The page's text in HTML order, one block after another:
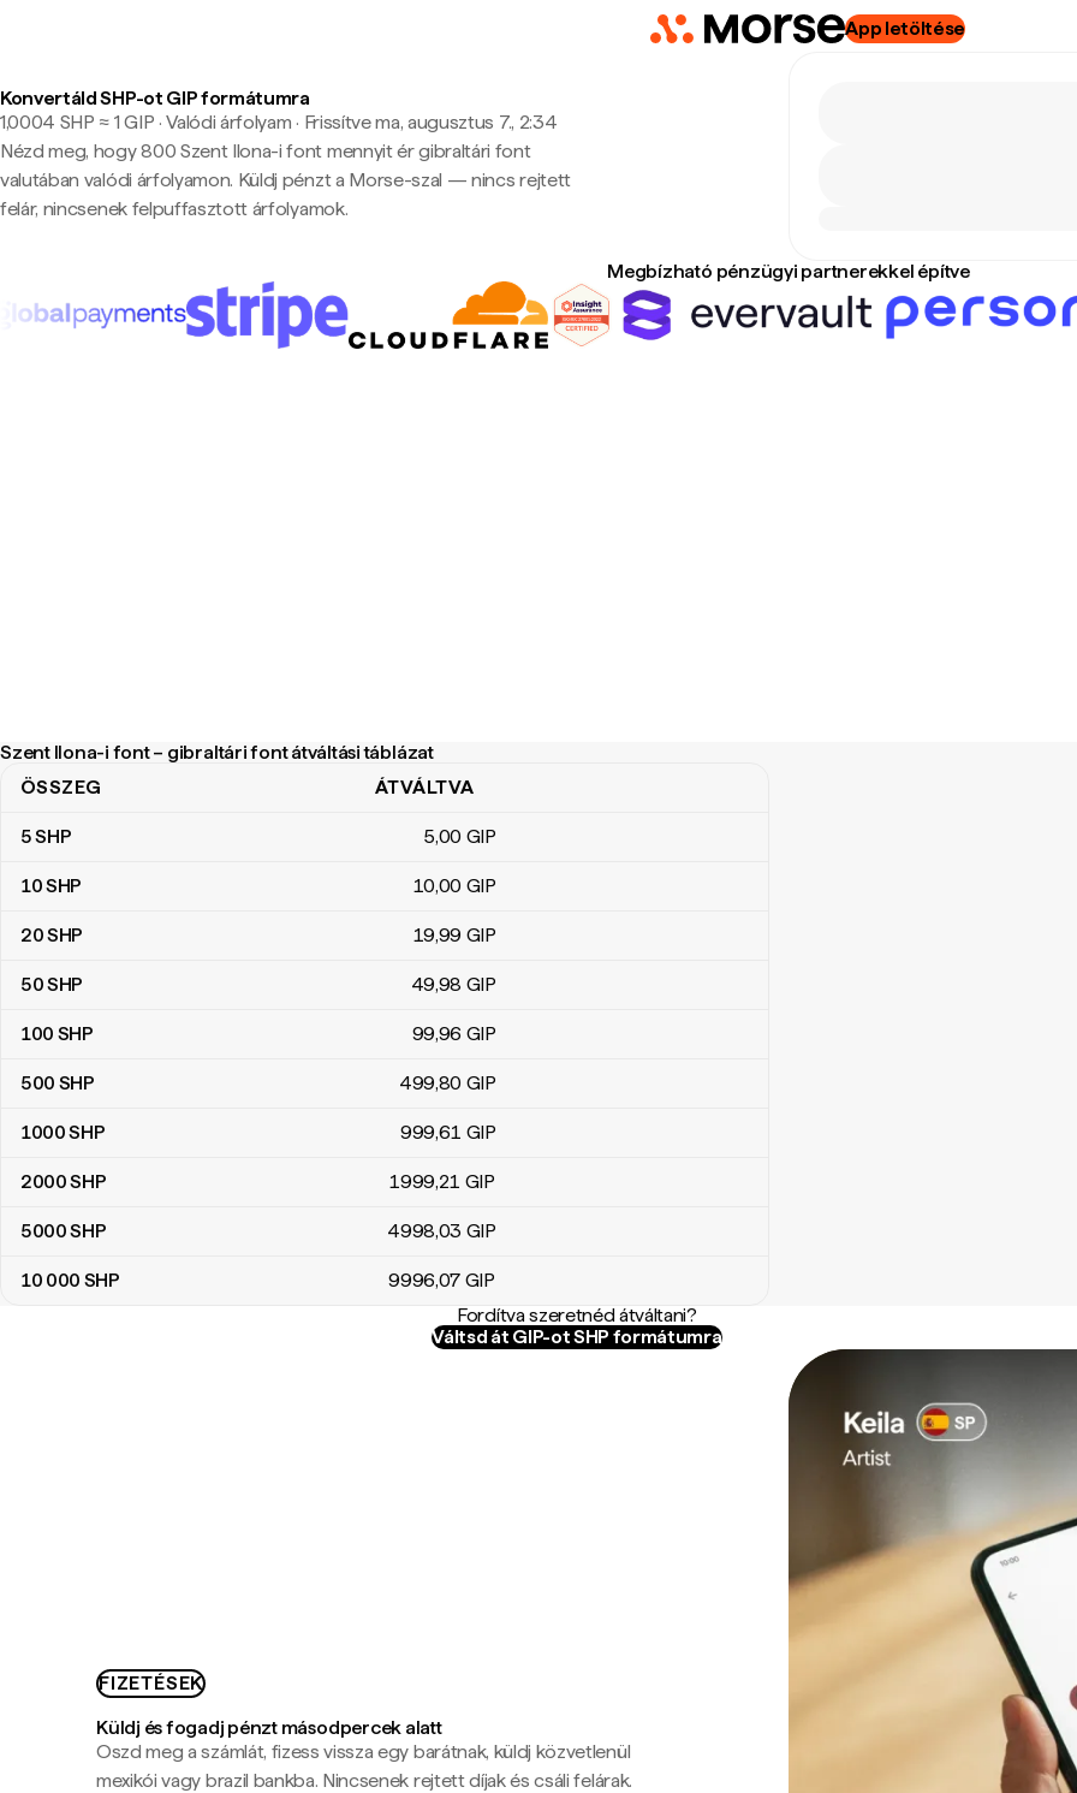
App letöltése
Konvertáld SHP-ot GIP formátumra
1,0004 SHP ≈ 1 GIP · Valódi árfolyam · Frissítve ma, augusztus 7., 2:34
Nézd meg, hogy 800 Szent Ilona-i font mennyit ér gibraltári font
valutában valódi árfolyamon. Küldj pénzt a Morse-szal — nincs rejtett
felár, nincsenek felpuffasztott árfolyamok.
Megbízható pénzügyi partnerekkel építve
Szent Ilona-i font – gibraltári font átváltási táblázat
Szent Ilona-i font – gibraltári font átváltási táblázat
ÖSSZEG ÁTVÁLTVA
5SHP 5,00 GIP
10SHP 10,00 GIP
20SHP 19,99 GIP
50SHP 49,98 GIP
100 SHP 99,96 GIP
500 SHP 499,80 GIP
1000SHP 999,61 GIP
2000SHP 1999,21 GIP
5000SHP 4998,03 GIP
10 000 SHP 9996,07 GIP
Fordítva szeretnéd átváltani?
Váltsd át GIP-ot SHP formátumra
FIZETÉSEK
Küldj és fogadj pénzt másodpercek alatt
Oszd meg a számlát, fizess vissza egy barátnak, küldj közvetlenül
mexikói vagy brazil bankba. Nincsenek rejtett díjak és csáli felárak.